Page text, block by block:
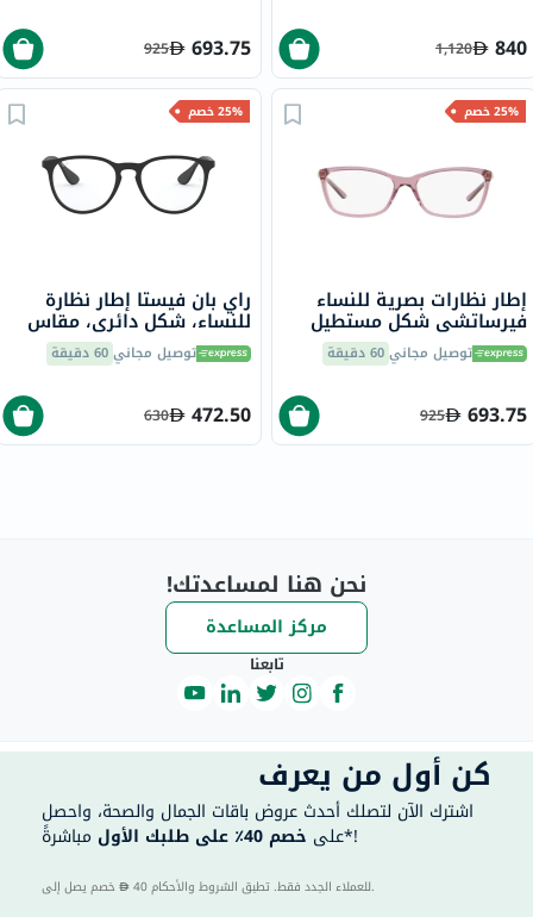
840
1,120
693.75
925
25% خصم
إطار نظارات بصرية للنساء
فيرساتشي شكل مستطيل
مقاس 54 - 5279 0VE3186توصيل مجاني60 دقيقة
693.75
925
25% خصم
راي بان فيستا إطار نظارة
للنساء، شكل دائري، مقاس
51 - 5364 RX7046 توصيل مجاني60 دقيقة
472.50
630
نحن هنا لمساعدتك!
مركز المساعدة
تابعنا
كن أول من يعرف
اشترك الآن لتصلك أحدث عروض باقات الجمال والصحة، واحصل
على خصم 40٪ على طلبك الأول مباشرةً*!
40 للعملاء الجدد فقط. تطبق الشروط والأحكام.